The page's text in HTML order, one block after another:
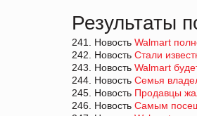
Результаты
241. Новость Walmart
242. Новость Стали
243. Новость Walmart
244. Новость Семья
245. Новость Продавцы
246. Новость Самым